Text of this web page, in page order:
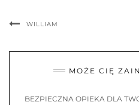
WILLIAM
MOŻE CIĘ
BEZPIECZNA OPIEKA DLA